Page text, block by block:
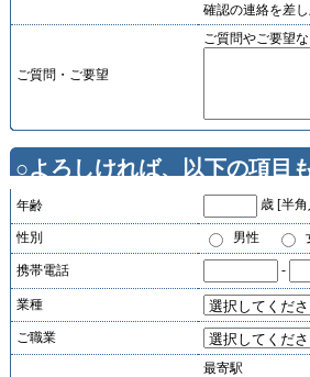
確認の連絡を差
ご質問・ご要望
ご質問やご要望
○よろしければ、以下の項目
年齢 歳 [半
性別 男性
携帯電話 -
業種
ご職業
最寄駅